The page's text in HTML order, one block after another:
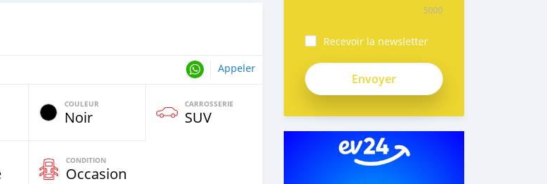
Appeler
COULEUR
Noir
CARROSSERIE
SUV
CONDITION
Occasion
5000
Recevoir la newsletter